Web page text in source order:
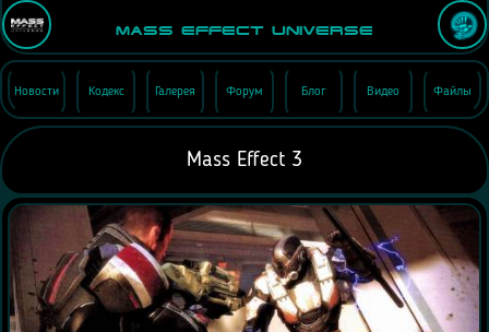
Mass Effect Universe
Новости Кодекс Галерея Форум Блог Видео Файлы
Mass Effect 3